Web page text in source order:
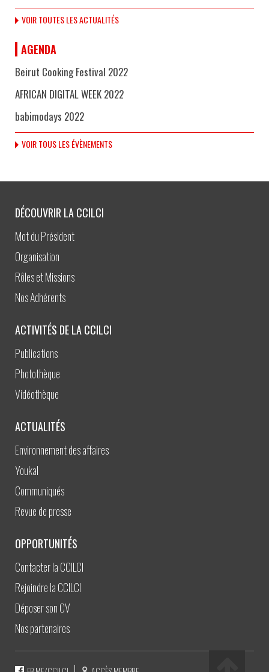
VOIR TOUTES LES ACTUALITÉS
AGENDA
Beirut Cooking Festival 2022
AFRICAN DIGITAL WEEK 2022
babimodays 2022
VOIR TOUS LES ÉVÈNEMENTS
DÉCOUVRIR LA CCILCI
Mot du Président
Organisation
Rôles et Missions
Nos Adhérents
ACTIVITÉS DE LA CCILCI
Publications
Photothèque
Vidéothèque
ACTUALITÉS
Environnement des affaires
Youkal
Communiqués
Revue de presse
OPPORTUNITÉS
Contacter la CCILCI
Rejoindre la CCILCI
Déposer son CV
Nos partenaires